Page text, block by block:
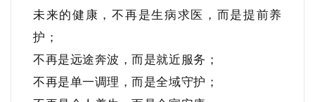
未来的健康，不再是生病求医，而是提前养
护；
不再是远途奔波，而是就近服务；
不再是单一调理，而是全域守护；